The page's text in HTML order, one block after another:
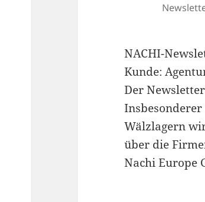
NACHI-
Kunde:
Der
Wälzlagern
über die
Nachi Europe